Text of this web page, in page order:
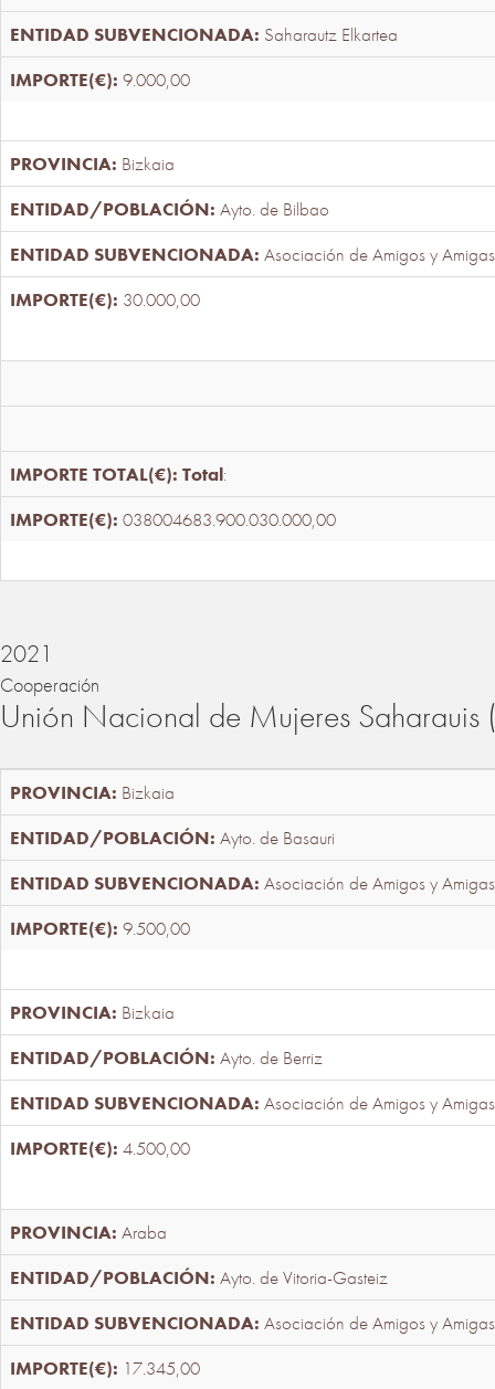
Saharautz Elkartea
9.000,00
Bizkaia
Ayto. de Bilbao
Asociación de Amigos y
30.000,00
Total:
038004683.900.030.000,00
2021
Cooperación
Unión Nacional de Mujeres
Bizkaia
Ayto. de Basauri
Asociación de Amigos y
9.500,00
Bizkaia
Ayto. de Berriz
Asociación de Amigos y
4.500,00
Araba
Ayto. de Vitoria-Gasteiz
Asociación de Amigos y
17.345,00